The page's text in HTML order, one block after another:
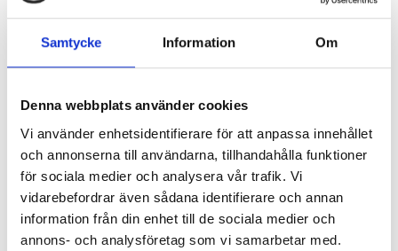
Samtycke Information Om
Denna webbplats använder cookies
Vi använder enhetsidentifierare för att anpassa innehållet
och annonserna till användarna, tillhandahålla funktioner
för sociala medier och analysera vår trafik. Vi
vidarebefordrar även sådana identifierare och annan
information från din enhet till de sociala medier och
annons- och analysföretag som vi samarbetar med.
Vid hög sjö, hård vind eller åska kan båten ställas in.
Se aktuella trafikstörningar påVarmlandstrafik.se
eller kontakta Båtbusstugan, Inre hamn, Karlstad,
Buss till båten
Ta buss 3 från Kristinehamns centrum mot
Picassoskulpturen
Kliv av vid hållplats Vålösundsbryggan.
Alternativt Presterud för att åka den tidiga